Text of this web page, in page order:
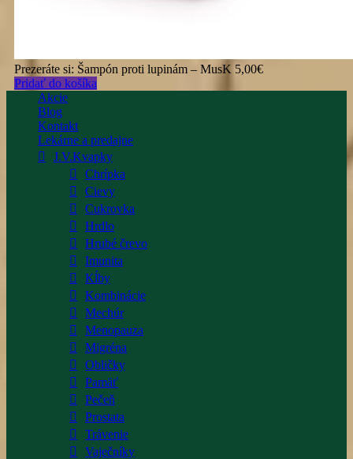
Prezeráte si: Šampón proti lupinám – MusK 5,00€
Pridať do košíka
Akcie
Blog
Kontakt
Lekárne a predajne
J.V.Kvapky
Chrípka
Cievy
Cukrovka
Hrdlo
Hrubé črevo
Imunita
Kĺby
Kombinácie
Mechúr
Menopauza
Migréna
Obličky
Pamäť
Pečeň
Prostata
Trávenie
Vaječníky